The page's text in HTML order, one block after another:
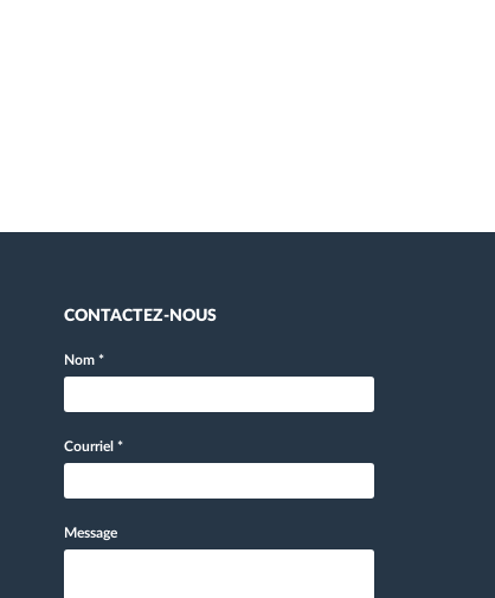
CONTACTEZ-NOUS
Nom *
Courriel *
Message